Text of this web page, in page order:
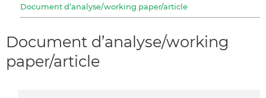
Document d’analyse/working paper/article
Document d’analyse/working
paper/article